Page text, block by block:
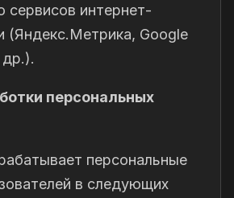
интернет-
(Яндекс.Метрика, Google
персональных
персональные
в следующих